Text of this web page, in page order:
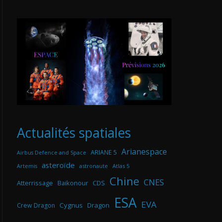
Actualités spatiales
Airbus Defence and Space ARIANE 5 Arianespace
Artemis asteroïde astronaute Atlas 5
Atterrissage Baikonour CDS Chine CNES
Crew Dragon Cygnus Dragon ESA EVA